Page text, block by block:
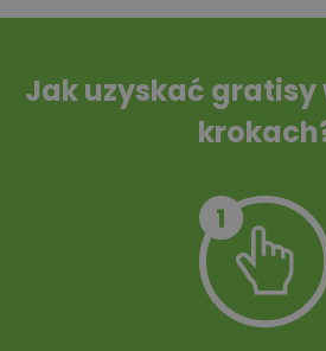
Tablica informacyjna
Jak uzyskać gratisy